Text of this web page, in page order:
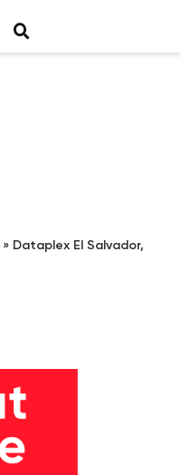
»